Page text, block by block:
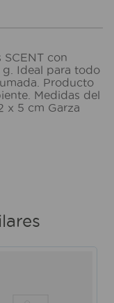
con
g. Ideal para todo
Producto
Medidas del
x 5 cm Garza